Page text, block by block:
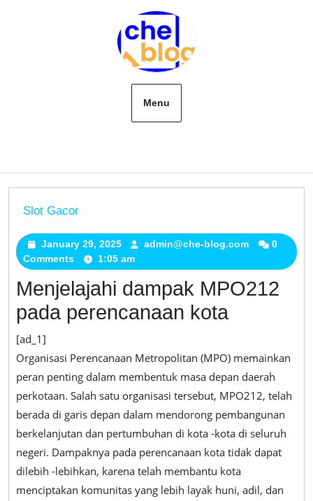
Menu
Slot Gacor
dampak
MPO212
perencanaan
kota
January 29, 2025
January
29,
2025
admin@che-blog.com
admin@che-
blog.com
0
Comments
1:05 am
Menjelajahi dampak MPO212
pada perencanaan kota
[ad_1]
Organisasi Perencanaan Metropolitan (MPO) memainkan
peran penting dalam membentuk masa depan daerah
perkotaan. Salah satu organisasi tersebut, MPO212, telah
berada di garis depan dalam mendorong pembangunan
berkelanjutan dan pertumbuhan di kota -kota di seluruh
negeri. Dampaknya pada perencanaan kota tidak dapat
dilebih -lebihkan, karena telah membantu kota
menciptakan komunitas yang lebih layak huni, adil, dan